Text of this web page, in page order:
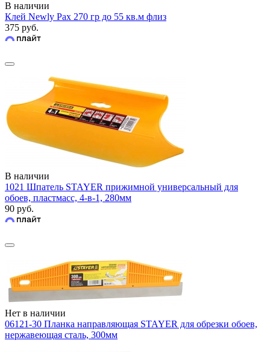
В наличии
Клей Newly Pax 270 гр до 55 кв.м флиз
375 руб.
В наличии
1021 Шпатель STAYER прижимной универсальный для
обоев, пластмасс, 4-в-1, 280мм
90 руб.
Нет в наличии
06121-30 Планка направляющая STAYER для обрезки обоев,
нержавеющая сталь, 300мм